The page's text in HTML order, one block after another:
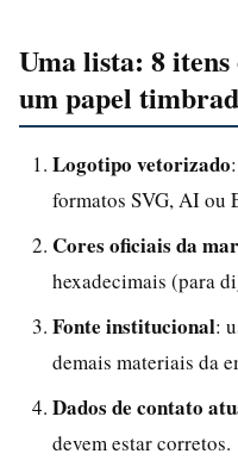
Uma lista: 8
um papel
Logotipo vetorizado
formatos SVG, AI ou
Cores oficiais da
hexadecimais (para
Fonte institucional:
demais materiais da
Dados de contato
devem estar corretos.